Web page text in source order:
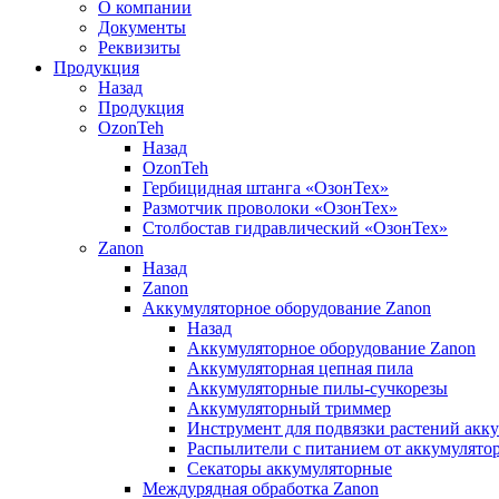
О компании
Документы
Реквизиты
Продукция
Назад
Продукция
OzonTeh
Назад
OzonTeh
Гербицидная штанга «ОзонТех»
Размотчик проволоки «ОзонТех»
Столбостав гидравлический «ОзонТех»
Zanon
Назад
Zanon
Аккумуляторное оборудование Zanon
Назад
Аккумуляторное оборудование Zanon
Аккумуляторная цепная пила
Аккумуляторные пилы-сучкорезы
Аккумуляторный триммер
Инструмент для подвязки растений
Распылители с питанием от
Секаторы аккумуляторные
Междурядная обработка Zanon